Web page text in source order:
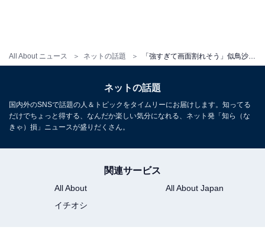
All About ニュース ネットの話題
ネットの話題
国内外のSNSで話題の人＆トピックをタイムリーにお届けします。知ってる
だけでちょっと得する、なんだか楽しい気分になれる、ネット発「知ら（な
きゃ）損」ニュースが盛りだくさん。
関連サービス
All About
All About Japan
イチオシ